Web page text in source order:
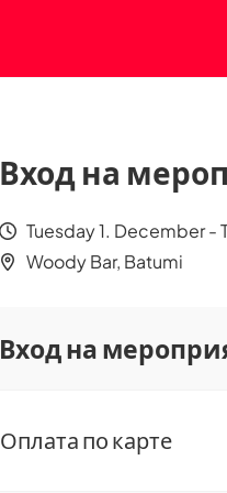
Вход на
Tuesday 1. December -
Woody Bar, Batumi
Вход на
Оплата по карте